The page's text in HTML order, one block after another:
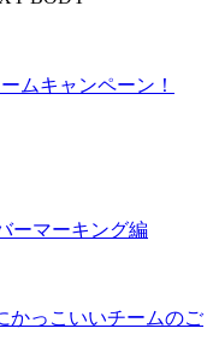
かっこいいチームのご